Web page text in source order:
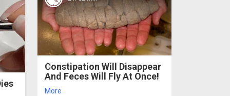
Constipation Will Disappear
And Feces Will Fly At Once!
More